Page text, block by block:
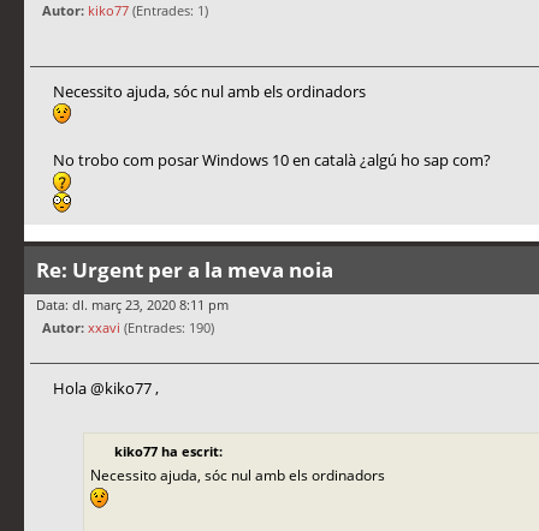
Autor: kiko77 (Entrades: 1)
Necessito ajuda, sóc nul amb els ordinadors
No trobo com posar Windows 10 en català ¿algú ho sap com?
Re: Urgent per a la meva noia
Data: dl. març 23, 2020 8:11 pm
Autor: xxavi (Entrades: 190)
Hola @kiko77 ,
kiko77 ha escrit:
Necessito ajuda, sóc nul amb els ordinadors